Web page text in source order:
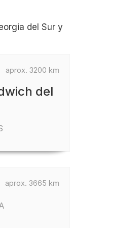
del Sur y
aprox. 3200 km
del
aprox. 3665 km